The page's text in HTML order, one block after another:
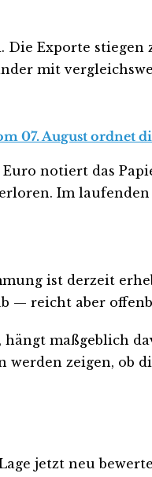
Exporte
mit
07. August ordnet
notiert das
Im
ist derzeit
— reicht aber
maßgeblich
werden zeigen, ob
jetzt neu